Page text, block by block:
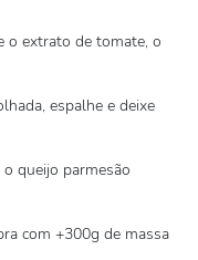
o extrato de tomate, o
espalhe e deixe
queijo parmesão
com +300g de massa